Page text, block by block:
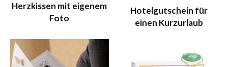
Herzkissen mit eigenem
Foto
Hotelgutschein für
einen Kurzurlaub